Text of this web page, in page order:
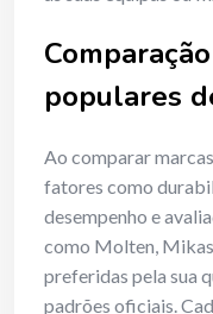
populares
Ao comparar
fatores como
desempenho e
como Molten,
preferidas pela sua
padrões oficiais.